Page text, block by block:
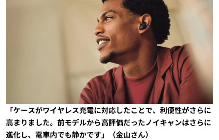
「ケースがワイヤレス充電に対応したことで、利便性がさらに
高まりました。前モデルから高評価だったノイキャンはさらに
進化し、電車内でも静かです」（金山さん）